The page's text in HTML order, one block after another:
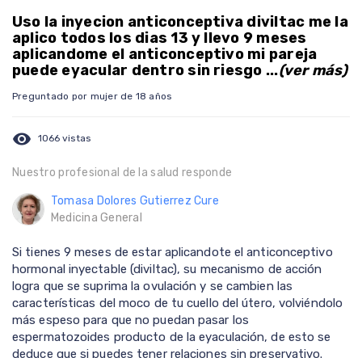
Uso la inyecion anticonceptiva diviltac me la
aplico todos los dias 13 y llevo 9 meses
aplicandome el anticonceptivo mi pareja
puede eyacular dentro sin riesgo ...(ver más)
Preguntado por mujer de 18 años
visibility 1066 vistas
Nuestro profesional de la salud responde
Tomasa Dolores Gutierrez Cure
Medicina General
Si tienes 9 meses de estar aplicandote el anticonceptivo
hormonal inyectable (diviltac), su mecanismo de acción
logra que se suprima la ovulación y se cambien las
características del moco de tu cuello del útero, volviéndolo
más espeso para que no puedan pasar los
espermatozoides producto de la eyaculación, de esto se
deduce que si puedes tener relaciones sin preservativo.